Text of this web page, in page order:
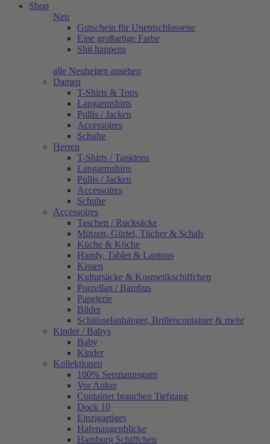
Shop
Neu
Gutschein für Unentschlossene
Eine großartige Farbe
Shit happens
alle Neuheiten ansehen
Damen
T-Shirts & Tops
Langarmshirts
Pullis / Jacken
Accessoires
Schuhe
Herren
T-Shirts / Tanktops
Langarmshirts
Pullis / Jacken
Accessoires
Schuhe
Accessoires
Taschen / Rucksäcke
Mützen, Gürtel, Tücher & Schals
Küche & Köche
Handy, Tablet & Laptops
Kissen
Kultursäcke & Kosmetikschiffchen
Porzellan / Bambus
Papeterie
Bilder
Schlüsselanhänger, Brillencontainer & mehr
Kinder / Babys
Baby
Kinder
Kollektionen
100% Seemannsgarn
Vor Anker
Container brauchen Tiefgang
Dock 10
Einzigartiges
Hafenaugen­blicke
Hamburg Schiffchen